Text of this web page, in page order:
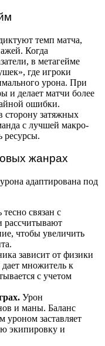
темп матча,
Когда
в метагейме
где игроки
урона. При
и делает матчи более
ошибки.
сторону затяжных
с лучшей макро-
ресурсы.
жанрах
адаптирована под
тесно связан с
рассчитывают
чтобы увеличить
зависит от физики
множитель к
с учетом
Урон
и маны. Баланс
заставляет
экипировку и